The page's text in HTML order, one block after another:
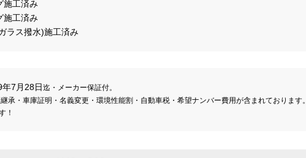
施工済み
年7月28日迄・メーカー保証付。
承・車庫証明・名義変更・環境性能割・自動車税・希望ナンバー費用が含まれております。
！